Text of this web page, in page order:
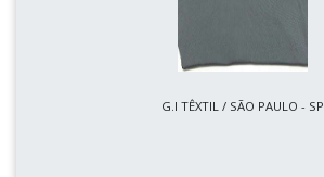
G.I TÊXTIL / SÃO PAULO - SP